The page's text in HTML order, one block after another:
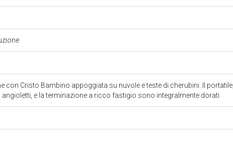
Cristo Bambino appoggiata su nuvole e teste di cherubini. Il portatile,
e la terminazione a ricco fastigio sono integralmente dorati